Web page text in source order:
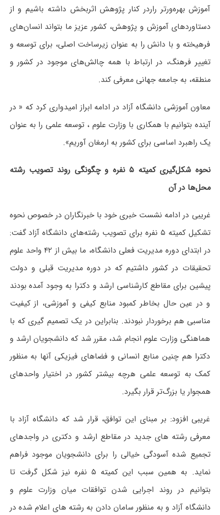
آموزش بهره‌ورتر راردر کنار پژوهش اثربخش داشته باشیم و از
دستاوردهای آموزش و پژوهش، کشور عزیز ما بتواند انسان‌های
فرهیخته و با دانش را به عنوان زیر‌ساخت اصلی، برای توسعه و
تغییر فرهنگ، در ارتباط با همه چالش‌های موجود در کشور و
منطقه، به جامعه جهانی معرفی کند.
معاون آموزشی دانشگاه آزاد در ادامه ابراز امیدواری کرد که « در
آینده بتوانیم با همکاری با وزارت علوم ، توسعه علمی را به عنوان
یک راهبرد اساسی برای کشور به ارمغان آوریم».
نحوه شکل‌گیری کمیته ۵ نفره و چگونگی روند تصویب رشته‌
محل‌ها در آن
غریبی در ادامه نشست خبری خود با خبرنگاران در خصوص نحوه
تشکیل کمیته ۵ نفره برای تصویب رشته‌های دانشگاه آزاد گفت:
در ابتدای دوره مدیریت فعلی دانشگاه، ما بیش از ۴۲ واحد علوم
تحقیقات در کشور داشتیم که در دوره مدیریت قبلی و دولت
پیشین برای مقاطع کارشناسی ارشد و دکترا به وجود آمده بودند
و در عین حال بخاطر کمبود منابع کیفی و آموزشی، از کیفیت
مناسبی هم برخوردار نبودند. بنابراین در یک تصمیم گیری که با
هماهنگی وزارت علوم انجام شد، مقرر شد که دانشجویان ارشد و
دکترا هم چنین منابع انسانی و فضاهای فیزیکی آنها به منظور
کمک به توسعه علمی هرچه بیشتر کشور در اختیار واحدهای
همجوار یا بزرگ‌تر قرار بگیرد.
غریبی افزود: بر مبنای این توافق، قرار شد که دانشگاه آزاد با
معرفی رشته های جدید در مقاطع ارشد و دکتری در واجدهای
تجمیع شده آسودگی خیالی را برای دانشجویان موجود فراهم
نماید. به همین سبب این کمیته ۵ نفره نیز شکل گرفت تا
بتوانیم در روند اجرایی شدن توافقات میان وزارت علوم و
دانشگاه آزاد و به منظور سامان دادن به رشته‌ های اعلام شده در